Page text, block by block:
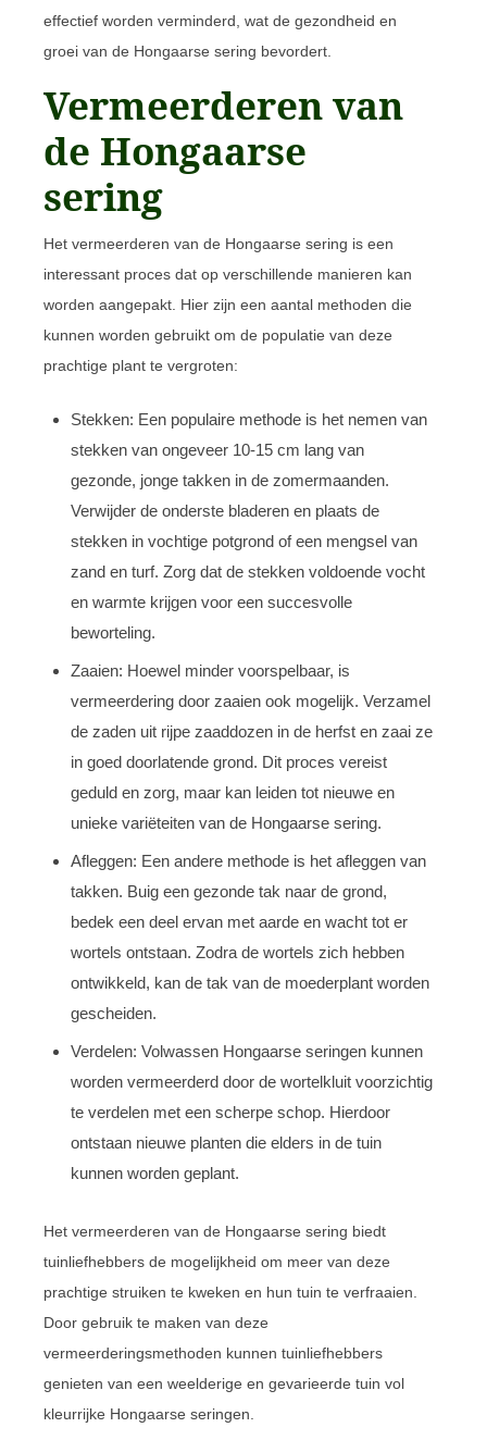
effectief worden verminderd, wat de gezondheid en
groei van de Hongaarse sering bevordert.
Vermeerderen van
de Hongaarse
sering
Het vermeerderen van de Hongaarse sering is een
interessant proces dat op verschillende manieren kan
worden aangepakt. Hier zijn een aantal methoden die
kunnen worden gebruikt om de populatie van deze
prachtige plant te vergroten:
Stekken: Een populaire methode is het nemen van
stekken van ongeveer 10-15 cm lang van
gezonde, jonge takken in de zomermaanden.
Verwijder de onderste bladeren en plaats de
stekken in vochtige potgrond of een mengsel van
zand en turf. Zorg dat de stekken voldoende vocht
en warmte krijgen voor een succesvolle
beworteling.
Zaaien: Hoewel minder voorspelbaar, is
vermeerdering door zaaien ook mogelijk. Verzamel
de zaden uit rijpe zaaddozen in de herfst en zaai ze
in goed doorlatende grond. Dit proces vereist
geduld en zorg, maar kan leiden tot nieuwe en
unieke variëteiten van de Hongaarse sering.
Afleggen: Een andere methode is het afleggen van
takken. Buig een gezonde tak naar de grond,
bedek een deel ervan met aarde en wacht tot er
wortels ontstaan. Zodra de wortels zich hebben
ontwikkeld, kan de tak van de moederplant worden
gescheiden.
Verdelen: Volwassen Hongaarse seringen kunnen
worden vermeerderd door de wortelkluit voorzichtig
te verdelen met een scherpe schop. Hierdoor
ontstaan nieuwe planten die elders in de tuin
kunnen worden geplant.
Het vermeerderen van de Hongaarse sering biedt
tuinliefhebbers de mogelijkheid om meer van deze
prachtige struiken te kweken en hun tuin te verfraaien.
Door gebruik te maken van deze
vermeerderingsmethoden kunnen tuinliefhebbers
genieten van een weelderige en gevarieerde tuin vol
kleurrijke Hongaarse seringen.